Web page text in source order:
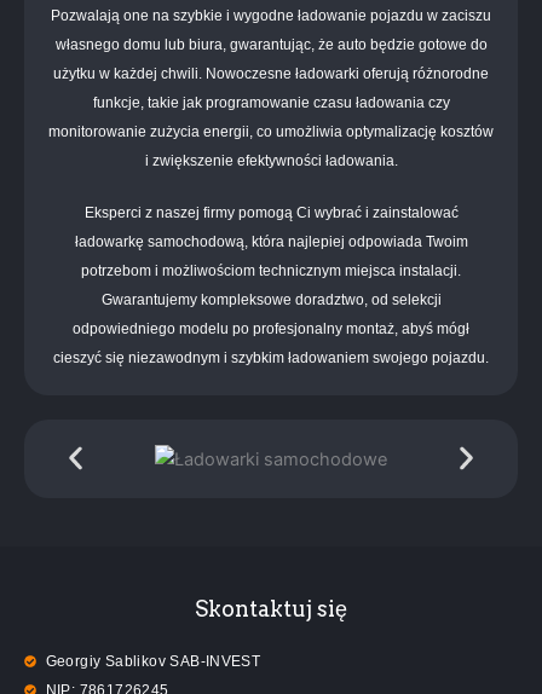
Pozwalają one na szybkie i wygodne ładowanie pojazdu w zaciszu
własnego domu lub biura, gwarantując, że auto będzie gotowe do
użytku w każdej chwili. Nowoczesne ładowarki oferują różnorodne
funkcje, takie jak programowanie czasu ładowania czy
monitorowanie zużycia energii, co umożliwia optymalizację kosztów
i zwiększenie efektywności ładowania.
Eksperci z naszej firmy pomogą Ci wybrać i zainstalować
ładowarkę samochodową, która najlepiej odpowiada Twoim
potrzebom i możliwościom technicznym miejsca instalacji.
Gwarantujemy kompleksowe doradztwo, od selekcji
odpowiedniego modelu po profesjonalny montaż, abyś mógł
cieszyć się niezawodnym i szybkim ładowaniem swojego pojazdu.
Skontaktuj się
Georgiy Sablikov SAB-INVEST